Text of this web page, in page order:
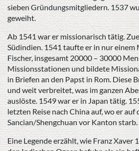
sieben Gründungsmitgliedern. 1537
geweiht.
Ab 1541 war er missionarisch tätig.
Südindien. 1541 taufte er in nur
Fischer, insgesamt 20000 – 30000
Missionsstationen und bildete
in Briefen an den Papst in Rom. Diese
und weit verbreitet, was im ganzen
auslöste. 1549 war er in Japan tätig.
letzten Reise nach China auf, wo er auf
Sancian/Shengchuan vor Kanton starb.
Eine Legende erzählt, wie Franz Xaver